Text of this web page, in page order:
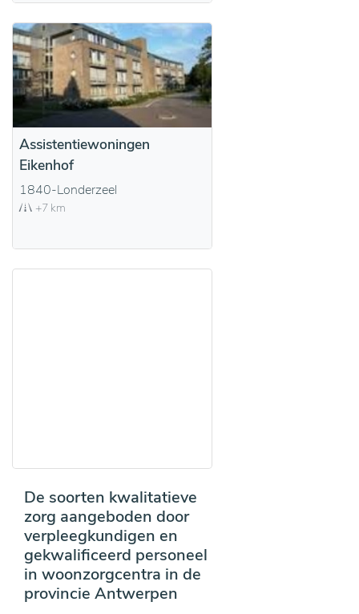
Assistentiewoningen
Eikenhof
1840-Londerzeel
+7 km
De soorten kwalitatieve
zorg aangeboden door
verpleegkundigen en
gekwalificeerd personeel
in woonzorgcentra in de
provincie Antwerpen